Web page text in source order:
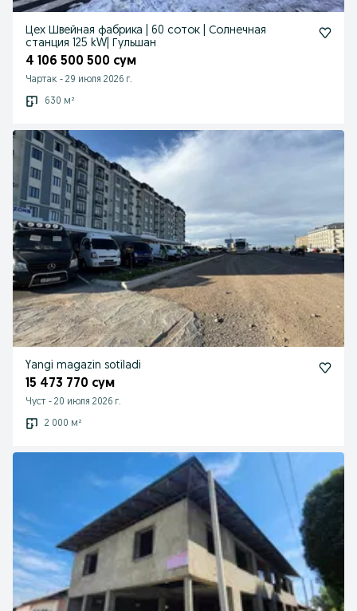
Цех Швейная фабрика | 60 соток | Солнечная
станция 125 kW| Гульшан
4 106 500 500 сум
Чартак - 29 июля 2026 г.
630 м²
Yangi magazin sotiladi
15 473 770 сум
Чуст - 20 июля 2026 г.
2 000 м²